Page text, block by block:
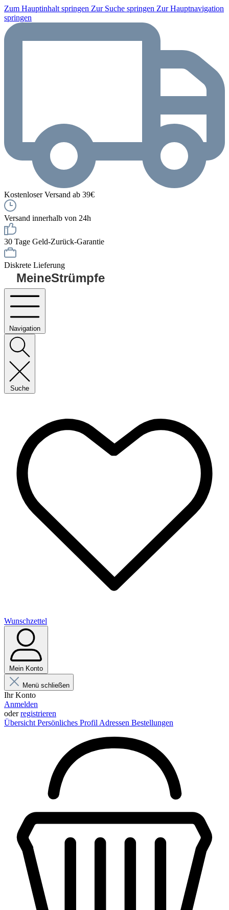
Zum Hauptinhalt springen Zur Suche springen Zur Hauptnavigation
springen
Kostenloser Versand ab 39€
Versand innerhalb von 24h
30 Tage Geld-Zurück-Garantie
Diskrete Lieferung
MeineStrümpfe
Navigation
Suche
Wunschzettel
Mein Konto
Menü schließen
Ihr Konto
Anmelden
oderregistrieren
Übersicht Persönliches Profil Adressen Bestellungen